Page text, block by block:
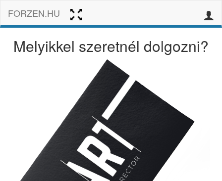
FORZEN.HU
Melyikkel szeretnél dolgozni?